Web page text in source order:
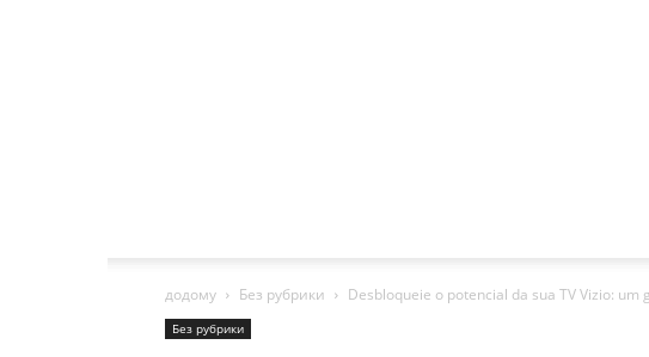
додому Без рубрики Desbloqueie o potencial da sua TV Vizio: um
Без рубрики